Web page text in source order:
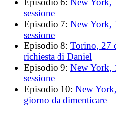
sessione
Episodio 7: New York,
sessione
Episodio 8: Torino, 27
richiesta di Daniel
Episodio 9: New York,
sessione
Episodio 10: New
giorno da dimenticare